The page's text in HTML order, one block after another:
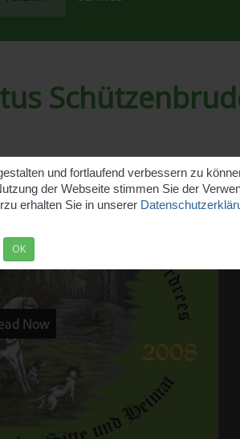
und fortlaufend verbessern zu
der Webseite stimmen Sie der
erhalten Sie in unserer
OK